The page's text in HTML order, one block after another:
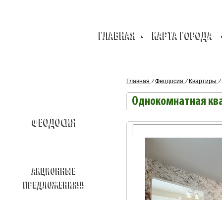
ГЛАВНАЯ • КАРТА ГОРОДА
Главная ⁄ Феодосия ⁄ Квартиры ⁄
Однокомнатная
ФЕОДОСИЯ
АКЦИОННЫЕ
ПРЕДЛОЖЕНИЯ!!!